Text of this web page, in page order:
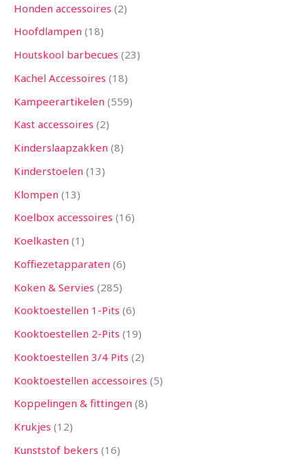
Honden accessoires 2
Hoofdlampen 18
Houtskool barbecues 23
Kachel Accessoires 18
Kampeerartikelen 559
Kast accessoires 2
Kinderslaapzakken 8
Kinderstoelen 13
Klompen 13
Koelbox accessoires 16
Koelkasten 1
Koffiezetapparaten 6
Koken & Servies 285
Kooktoestellen 1-Pits 6
Kooktoestellen 2-Pits 19
Kooktoestellen 3/4 Pits 2
Kooktoestellen accessoires 5
Koppelingen & fittingen 8
Krukjes 12
Kunststof bekers 16